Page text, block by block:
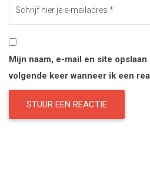
Mijn naam, e-mail en site
volgende keer wanneer ik een